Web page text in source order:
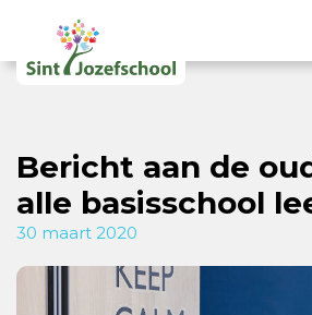
Bericht aan de
alle basisschool
30 maart 2020